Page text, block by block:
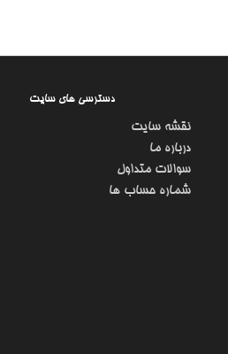
دسترسی های سایت
نقشه سایت
درباره ما
سوالات متداول
شماره حساب ها